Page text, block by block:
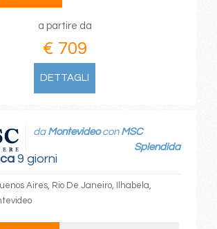
a partire da
€ 709
DETTAGLI
9 giorni
da Montevideocon MSC
Splendida
Aires, Rio De Janeiro, Ilhabela,